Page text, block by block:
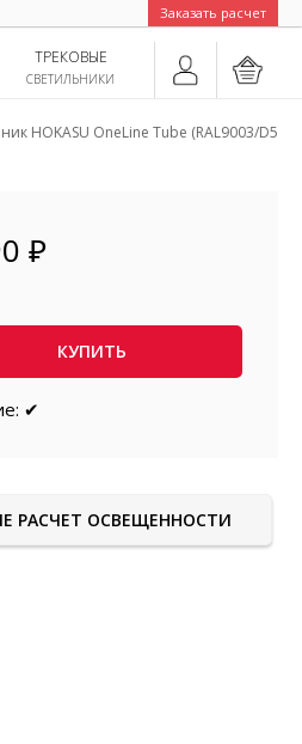
Заказать расчет
ТРЕКОВЫЕ
СВЕТИЛЬНИКИ
HOKASU OneLine Tube (RAL9003/
₽
КУПИТЬ
✔
РАСЧЕТ ОСВЕЩЕННОСТИ